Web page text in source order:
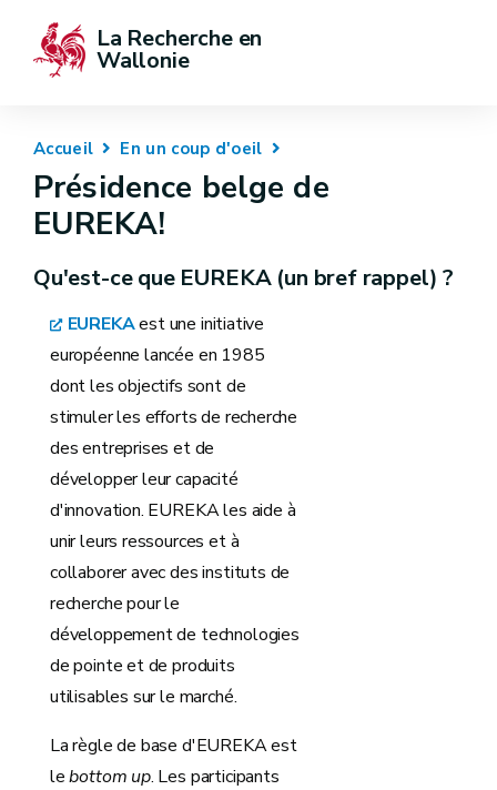
La Recherche en
Wallonie
Accueil En un coup d'oeil
Présidence belge de
EUREKA!
Qu'est-ce que EUREKA (un bref rappel) ?
EUREKAest une initiative
européenne lancée en 1985
dont les objectifs sont de
stimuler les efforts de recherche
des entreprises et de
développer leur capacité
d'innovation. EUREKA les aide à
unir leurs ressources et à
collaborer avec des instituts de
recherche pour le
développement de technologies
de pointe et de produits
utilisables sur le marché.
La règle de base d'EUREKA est
lebottom up. Les participants